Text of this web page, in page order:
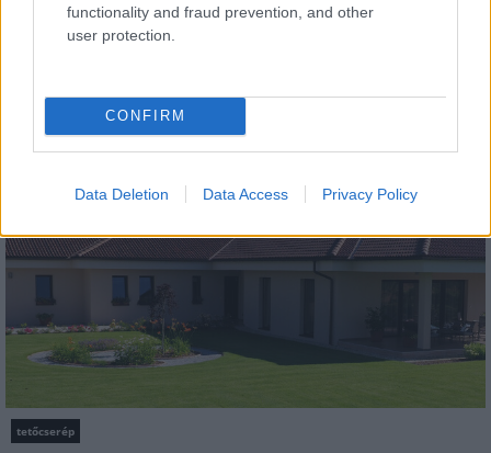
functionality and fraud prevention, and other
user protection.
CONFIRM
Data Deletion Data Access Privacy Policy
tetőcserép
tetőcserép